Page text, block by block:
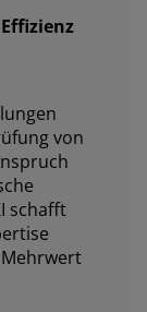
von
schafft